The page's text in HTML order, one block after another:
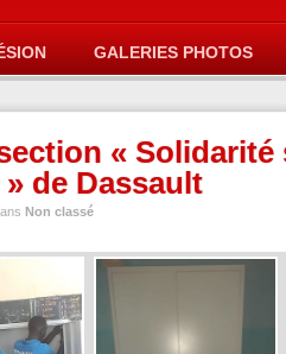
GALERIES PHOTOS
« Solidarité
de Dassault
Non classé